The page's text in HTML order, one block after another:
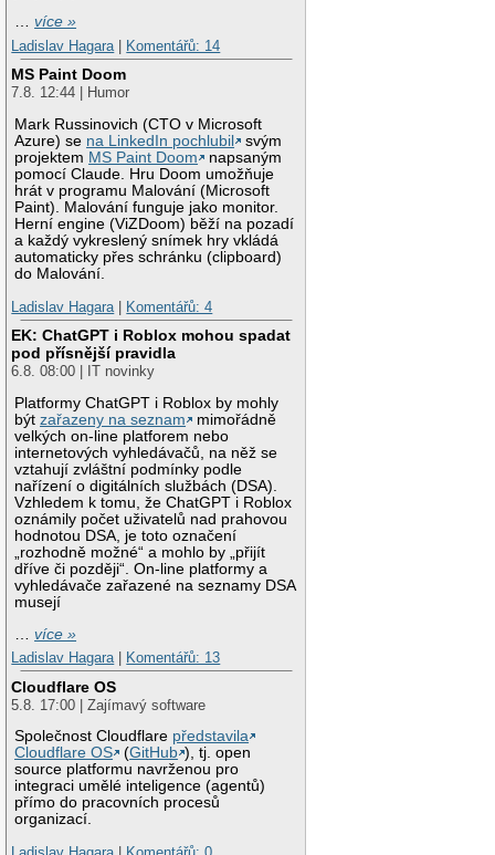
…více »
Ladislav Hagara
Komentářů: 14
MS Paint Doom
7.8. 12:44 | Humor
Mark Russinovich (CTO v Microsoft
Azure) se na LinkedIn pochlubil
svým
projektem MS Paint Doom
napsaným
pomocí Claude. Hru Doom umožňuje
hrát v programu Malování (Microsoft
Paint). Malování funguje jako monitor.
Herní engine (ViZDoom) běží na pozadí
a každý vykreslený snímek hry vkládá
automaticky přes schránku (clipboard)
do Malování.
Ladislav Hagara | Komentářů: 4
EK: ChatGPT i Roblox mohou spadat
pod přísnější pravidla
6.8. 08:00 | IT novinky
Platformy ChatGPT i Roblox by mohly
býtzařazeny na seznam
mimořádně
velkých on-line platforem nebo
internetových vyhledávačů, na něž se
vztahují zvláštní podmínky podle
nařízení o digitálních službách (DSA).
Vzhledem k tomu, že ChatGPT i Roblox
oznámily počet uživatelů nad prahovou
hodnotou DSA, je toto označení
„rozhodně možné“ a mohlo by „přijít
dříve či později“. On-line platformy a
vyhledávače zařazené na seznamy DSA
musejí
…více »
Ladislav Hagara| Komentářů: 13
Cloudflare OS
5.8. 17:00 | Zajímavý software
Společnost Cloudflare představila
Cloudflare OS
(GitHub ), tj. open
source platformu navrženou pro
integraci umělé inteligence (agentů)
přímo do pracovních procesů
organizací.